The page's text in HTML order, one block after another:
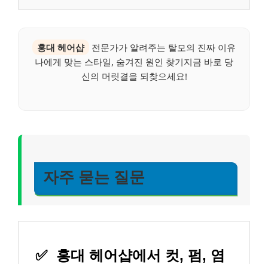
홍대 헤어샵
전문가가 알려주는 탈모의 진짜 이유
나에게 맞는 스타일, 숨겨진 원인 찾기지금 바로 당
신의 머릿결을 되찾으세요!
자주 묻는 질문
✅ 홍대 헤어샵에서 컷, 펌, 염